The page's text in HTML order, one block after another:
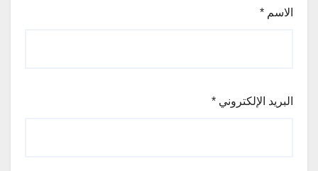
الاسم *
البريد الإلكتروني *